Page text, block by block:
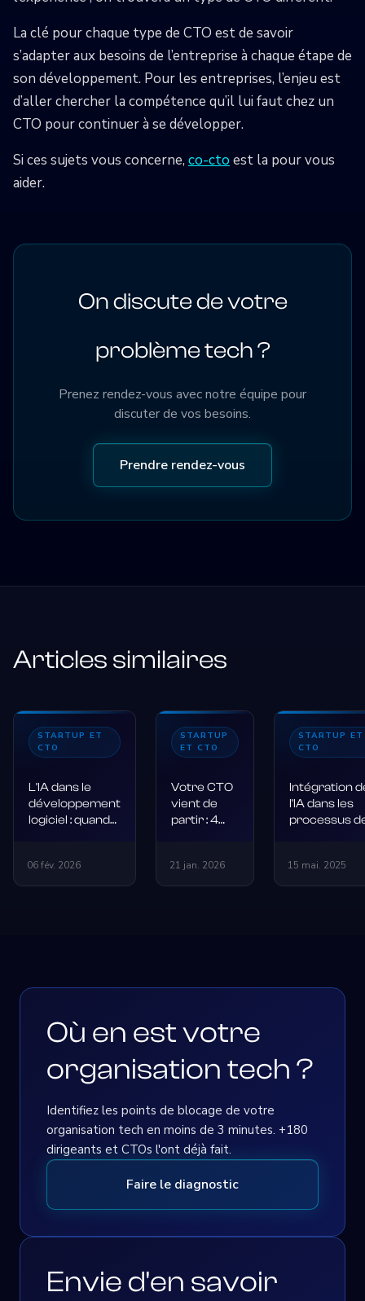
La clé pour chaque type de CTO est de savoir
s’adapter aux besoins de l’entreprise à chaque étape de
son développement. Pour les entreprises, l’enjeu est
d’aller chercher la compétence qu’il lui faut chez un
CTO pour continuer à se développer.
Si ces sujets vous concerne, co-cto est la pour vous
aider.
On discute de votre
problème tech ?
Prenez rendez-vous avec notre équipe pour
discuter de vos besoins.
Prendre rendez-vous
Articles similaires
STARTUP ET
CTO
L'IA dans le
développement
logiciel : quand
redéfinit les
pratiques tech
06 fév. 2026
STARTUP
ET CTO
Votre CTO
vient de
partir : 4
pour ne pas
couler
21 jan. 2026
STARTUP ET
CTO
Intégration
l'IA dans les
processus
et défis
15 mai. 2025
Où en est votre
organisation tech ?
Identifiez les points de blocage de votre
organisation tech en moins de 3 minutes. +180
dirigeants et CTOs l'ont déjà fait.
Faire le diagnostic
Envie d'en savoir